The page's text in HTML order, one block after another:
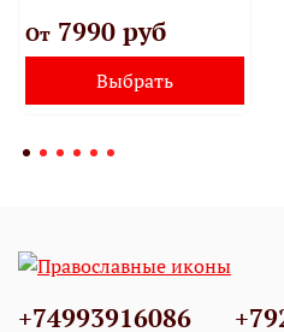
От7990 руб
Выбрать
+74993916086